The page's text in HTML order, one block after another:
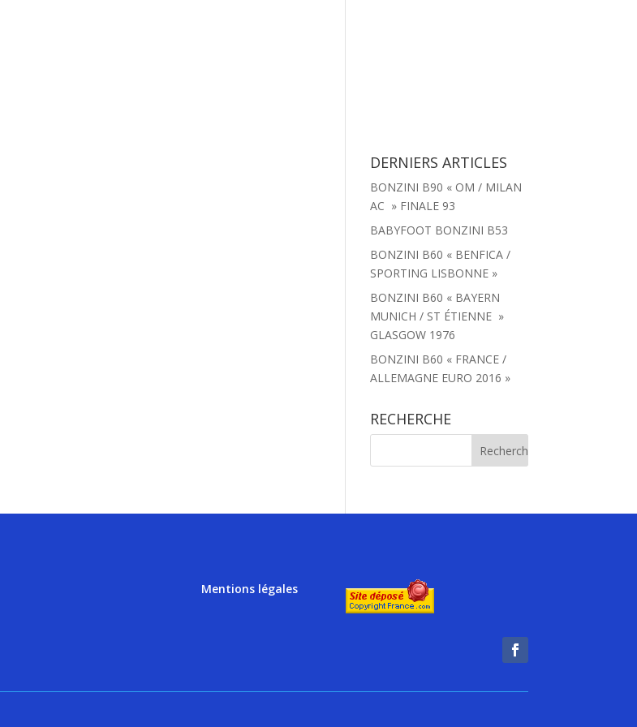
DERNIERS ARTICLES
BONZINI B90 « OM / MILAN
AC » FINALE 93
BABYFOOT BONZINI B53
BONZINI B60 « BENFICA /
SPORTING LISBONNE »
BONZINI B60 « BAYERN
MUNICH / ST ÉTIENNE »
GLASGOW 1976
BONZINI B60 « FRANCE /
ALLEMAGNE EURO 2016 »
RECHERCHE
Mentions légales